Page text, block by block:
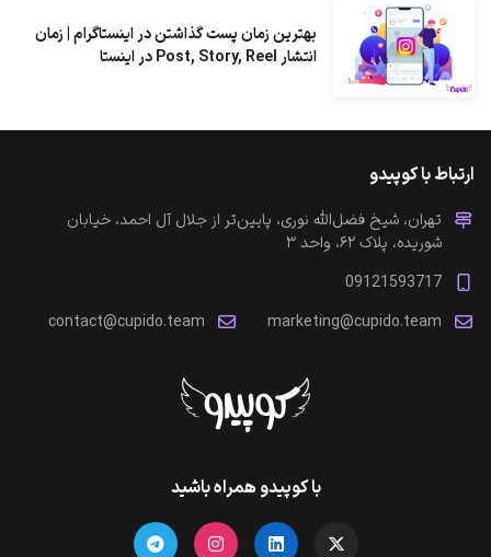
بهترین زمان پست گذاشتن در اینستاگرام | زمان
انتشار Post, Story, Reel در اینستا
ارتباط با کوپیدو
تهران، شیخ فضل‌الله نوری، پایین‌تر از جلال آل احمد، خیابان
شوریده، پلاک ۶۲، واحد ۳
09121593717
marketing@cupido.team
contact@cupido.team
با کوپیدو همراه باشید